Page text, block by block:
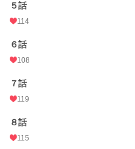
お気に入り
文字数
週間ポイント
５話
114
６話
108
７話
119
８話
115